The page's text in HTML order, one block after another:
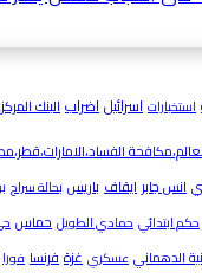
استخبارات اسرائيلاضرابالبنك
انس جابرايقاف باريس بحالة سراح
حكم ابتدائي حمادي الطويل حماس
الدهماني عسكري غزةفرنسا فورا